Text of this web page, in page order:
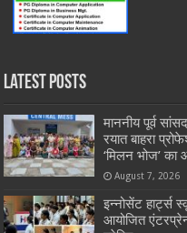
Latest Posts
माननीय पूर्व
रयात बाहरा
‘मिलन भोज’
August 7, 2026
इन्नोसेंट हार्ट्स
आयोजित